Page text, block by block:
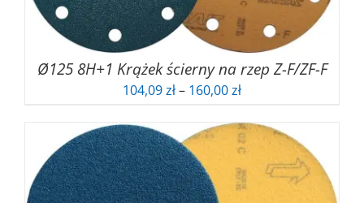
Ø125 8H+1 Krążek ścierny na rzep Z-F/ZF-F
104,09zł– 160,00złZakres
od
104,09 zł
do
160,00 zł